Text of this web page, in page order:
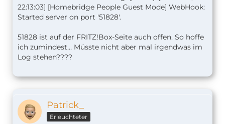
22:13:03] [Homebridge People Guest Mode] WebHook:
Started server on port '51828'.
51828 ist auf der FRITZ!Box-Seite auch offen. So hoffe
ich zumindest… Müsste nicht aber mal irgendwas im
Log stehen????
Patrick_
Erleuchteter